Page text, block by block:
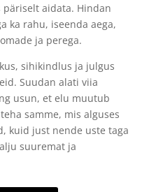
päriselt aidata. Hindan
ka rahu, iseenda aega,
ja perega.
sihikindlus ja julgus
Suudan alati viia
usun, et elu muutub
samme, mis alguses
kuid just nende uste taga
suuremat ja